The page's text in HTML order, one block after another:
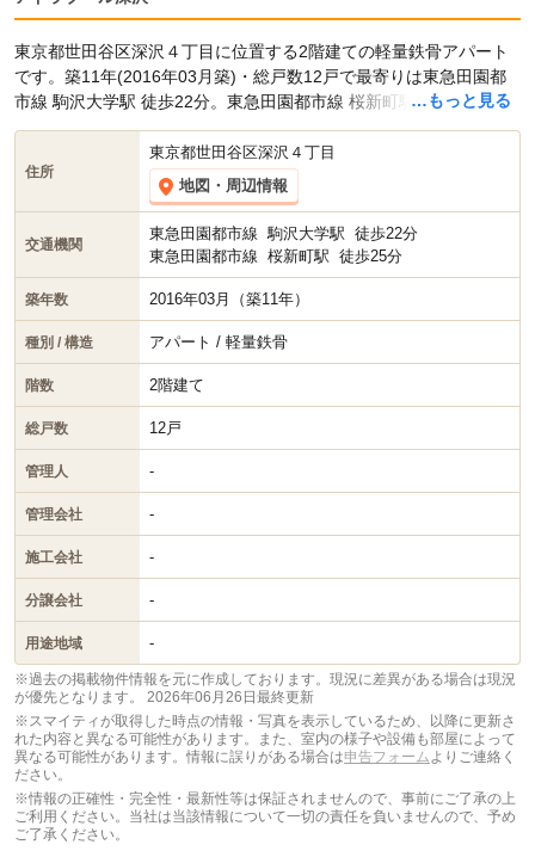
…もっと見る
東京都世田谷区深沢４丁目に位置する2階建ての軽量鉄骨アパート
です。築11年(2016年03月築)・総戸数12戸で最寄りは東急田園都
市線 駒沢大学駅 徒歩22分。東急田園都市線 桜新町駅 徒歩25分で
す。
住所
東京都世田谷区深沢４丁目
地図・周辺情報
交通機関
東急田園都市線 駒沢大学駅 徒歩22分
東急田園都市線 桜新町駅 徒歩25分
築年数 2016年03月（築11年）
種別 / 構造 アパート / 軽量鉄骨
階数 2階建て
総戸数 12戸
管理人 -
管理会社 -
施工会社 -
分譲会社 -
用途地域 -
※過去の掲載物件情報を元に作成しております。現況に差異がある場合は現況
が優先となります。 2026年06月26日最終更新
※スマイティが取得した時点の情報・写真を表示しているため、以降に更新さ
れた内容と異なる可能性があります。また、室内の様子や設備も部屋によって
異なる可能性があります。情報に誤りがある場合は申告フォームよりご連絡く
ださい。
※情報の正確性・完全性・最新性等は保証されませんので、事前にご了承の上
ご利用ください。当社は当該情報について一切の責任を負いませんので、予め
ご了承ください。